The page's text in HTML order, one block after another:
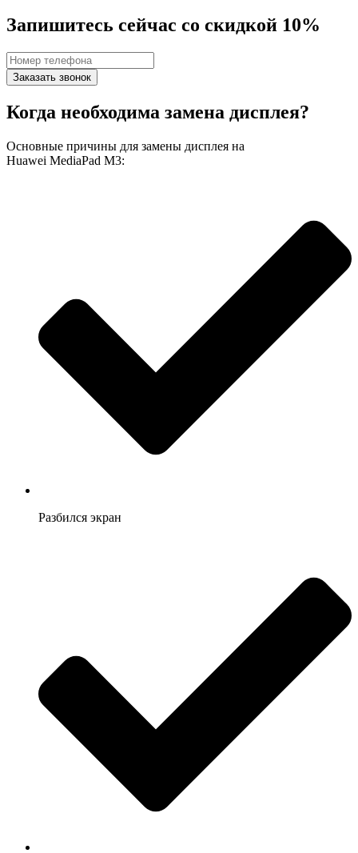
Запишитесь сейчас со скидкой 10%
Заказать звонок
Когда необходима замена дисплея?
Основные причины для замены дисплея на
Huawei MediaPad M3:
Разбился экран